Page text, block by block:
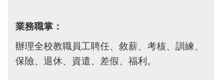
業務職掌：
辦理全校教職員工聘任、敘薪、考核、訓練、
保險、退休、資遣、差假、福利。